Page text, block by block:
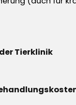
Tierklinik